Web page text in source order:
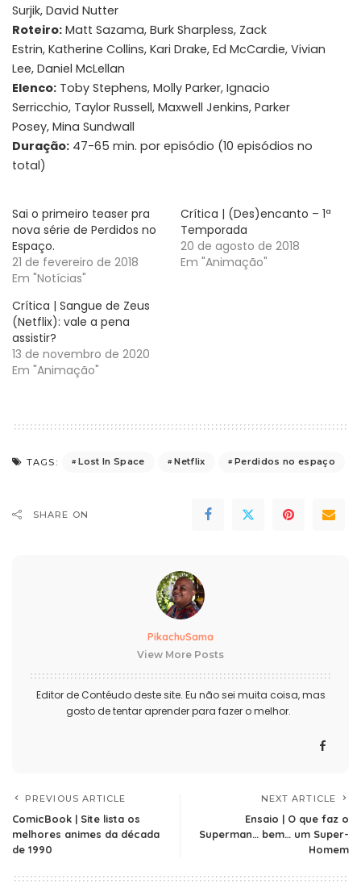
Surjik, David Nutter
Roteiro: Matt Sazama, Burk Sharpless, Zack
Estrin, Katherine Collins, Kari Drake, Ed McCardie, Vivian
Lee, Daniel McLellan
Elenco: Toby Stephens, Molly Parker, Ignacio
Serricchio, Taylor Russell, Maxwell Jenkins, Parker
Posey, Mina Sundwall
Duração: 47-65 min. por episódio (10 episódios no
total)
Sai o primeiro teaser pra
nova série de Perdidos no
Espaço.
21 de fevereiro de 2018
Em "Notícias"
Crítica | (Des)encanto – 1ª
Temporada
20 de agosto de 2018
Em "Animação"
Crítica | Sangue de Zeus
(Netflix): vale a pena
assistir?
13 de novembro de 2020
Em "Animação"
TAGS: Lost In Space Netflix Perdidos no espaço
SHARE ON
PikachuSama
View More Posts
Editor de Contéudo deste site. Eu não sei muita coisa, mas
gosto de tentar aprender para fazer o melhor.
PREVIOUS ARTICLE
ComicBook | Site lista os
melhores animes da década
de 1990
NEXT ARTICLE
Ensaio | O que faz o
Superman… bem… um Super-
Homem